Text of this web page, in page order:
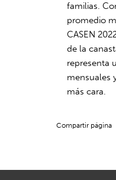
familias.
promedio
CASEN
de la
representa
mensuales
más cara.
Compartir página